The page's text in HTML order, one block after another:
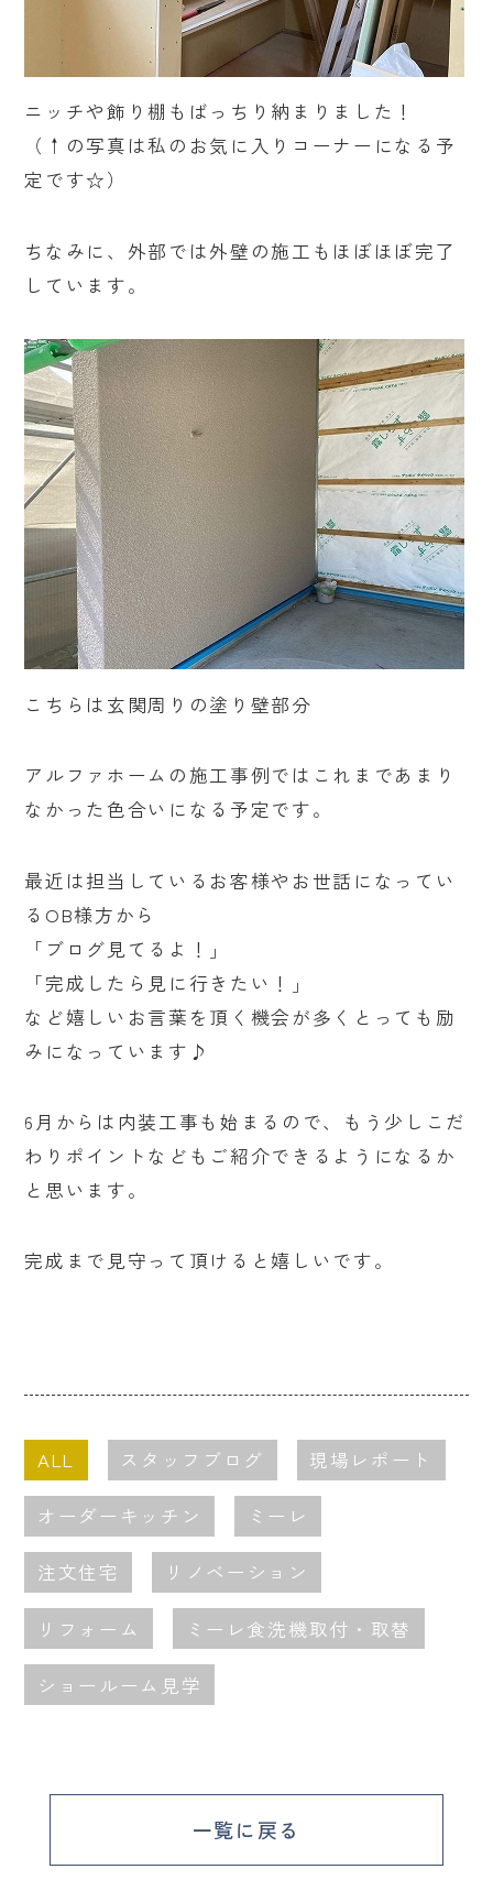
ニッチや飾り棚もばっちり納まりました！
（↑の写真は私のお気に入りコーナーになる予
定です☆）
ちなみに、外部では外壁の施工もほぼほぼ完了
しています。
こちらは玄関周りの塗り壁部分
アルファホームの施工事例ではこれまであまり
なかった色合いになる予定です。
最近は担当しているお客様やお世話になってい
るOB様方から
「ブログ見てるよ！」
「完成したら見に行きたい！」
など嬉しいお言葉を頂く機会が多くとっても励
みになっています♪
6月からは内装工事も始まるので、もう少しこだ
わりポイントなどもご紹介できるようになるか
と思います。
完成まで見守って頂けると嬉しいです。
ALL スタッフブログ 現場レポート
オーダーキッチン ミーレ
注文住宅 リノベーション
リフォーム ミーレ食洗機取付・取替
ショールーム見学
一覧に戻る